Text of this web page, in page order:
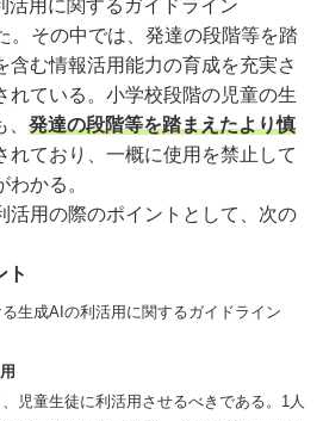
活用に関するガイドライン
。その中では、発達の段階等を踏
含む情報活用能力の育成を充実さ
れている。小学校段階の児童の生
発達の段階等を踏まえたより慎
れており、一概に使用を禁止して
かる。
用の際のポイントとして、次の
ト
生成AIの利活用に関するガイドライン
児童生徒に利活用させるべきである。1人